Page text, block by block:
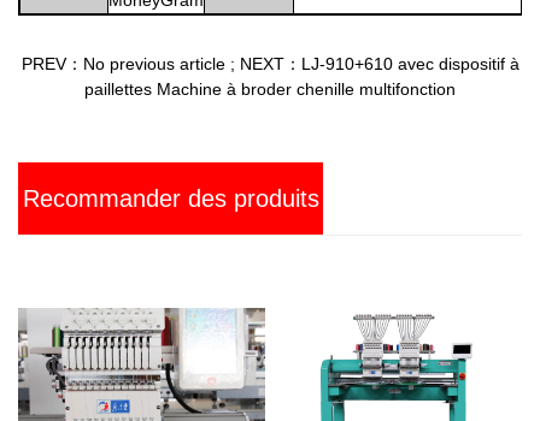
PREV：No previous article; NEXT：LJ-910+610 avec dispositif à
paillettes Machine à broder chenille multifonction
Recommander des produits